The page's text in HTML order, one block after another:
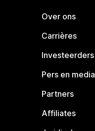
Over ons
Carrières
Investeerders
Pers en media
Partners
Affiliates